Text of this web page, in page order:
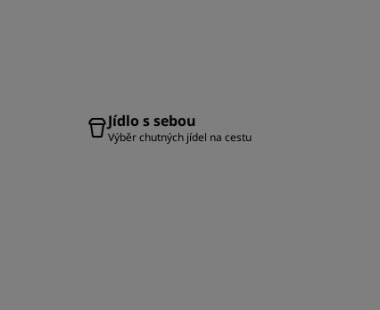
Jídlo s sebou
Výběr chutných jídel na cestu